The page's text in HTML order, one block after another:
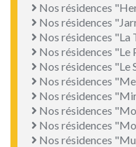
Nos résidences
Nos résidences
Nos résidences "La
Nos résidences
Nos résidences "Le
Nos résidences
Nos résidences
Nos résidences
Nos résidences
Nos résidences